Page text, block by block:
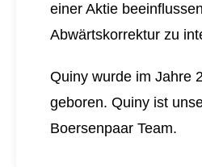
einer Aktie
Abwärtskorrektur zu
Quiny wurde im Jahre
geboren. Quiny ist
Boersenpaar Team.